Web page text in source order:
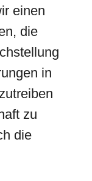
einen
die
in
zu
die